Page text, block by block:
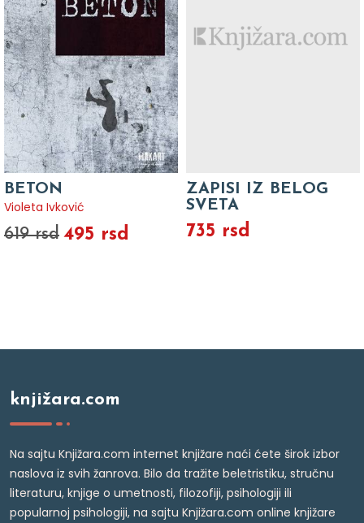
BETON
Violeta Ivković
619 rsd 495 rsd
ZAPISI IZ BELOG
SVETA
735 rsd
knjižara.com
Na sajtu Knjižara.com internet knjižare naći ćete širok izbor
naslova iz svih žanrova. Bilo da tražite beletristiku, stručnu
literaturu, knjige o umetnosti, filozofiji, psihologiji ili
popularnoj psihologiji, na sajtu Knjižara.com online knjižare